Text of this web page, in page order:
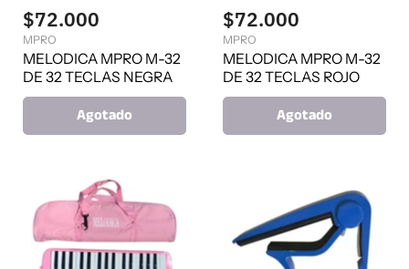
$72.000
MPRO
MELODICA MPRO M-32
DE 32 TECLAS NEGRA
Agotado
$72.000
MPRO
MELODICA MPRO M-32
DE 32 TECLAS ROJO
Agotado